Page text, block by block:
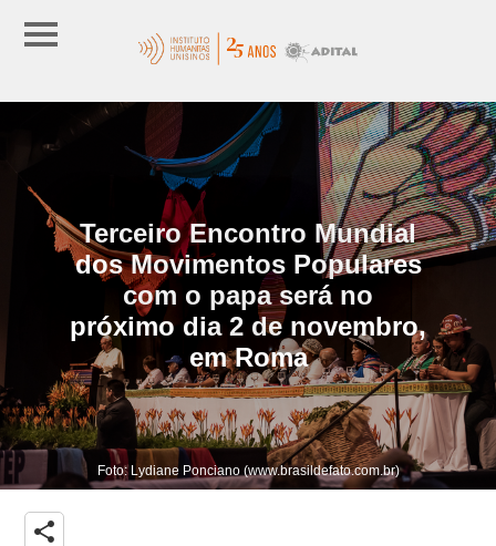
Terceiro Encontro Mundial
dos Movimentos Populares
com o papa será no
próximo dia 2 de novembro,
em Roma
Foto: Lydiane Ponciano (www.brasildefato.com.br)
share